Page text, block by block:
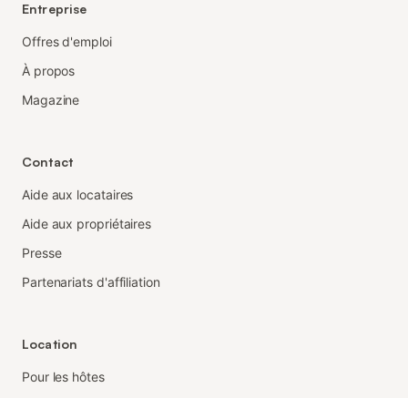
Entreprise
Offres d'emploi
À propos
Magazine
Contact
Aide aux locataires
Aide aux propriétaires
Presse
Partenariats d'affiliation
Location
Pour les hôtes